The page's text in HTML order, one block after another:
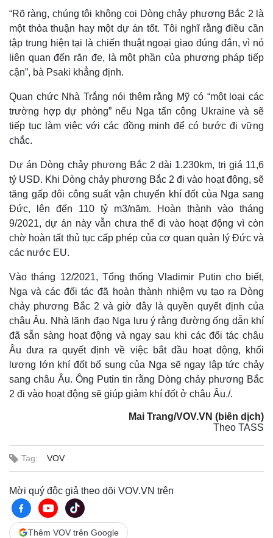
Thế giới
Cuộc sống đó đây
Hồ sơ
Ảnh
E-Magazine
Infographic
“Rõ ràng, chúng tôi không coi Dòng chảy phương Bắc 2 là
một thỏa thuận hay một dự án tốt. Tôi nghĩ rằng điều cần
tập trung hiện tại là chiến thuật ngoại giao đúng đắn, vì nó
liên quan đến răn đe, là một phần của phương pháp tiếp
cận”, bà Psaki khẳng định.
Quan chức Nhà Trắng nói thêm rằng Mỹ có “một loại các
trường hợp dự phòng” nếu Nga tấn công Ukraine và sẽ
tiếp tục làm việc với các đồng minh để có bước đi vững
chắc.
Dự án Dòng chảy phương Bắc 2 dài 1.230km, trị giá 11,6
tỷ USD. Khi Dòng chảy phương Bắc 2 đi vào hoạt động, sẽ
tăng gấp đôi công suất vận chuyển khí đốt của Nga sang
Đức, lên đến 110 tỷ m3/năm. Hoàn thành vào tháng
9/2021, dự án này vẫn chưa thể đi vào hoạt động vì còn
chờ hoàn tất thủ tục cấp phép của cơ quan quản lý Đức và
các nước EU.
Vào tháng 12/2021, Tổng thống Vladimir Putin cho biết,
Nga và các đối tác đã hoàn thành nhiệm vụ tạo ra Dòng
chảy phương Bắc 2 và giờ đây là quyền quyết định của
châu Âu. Nhà lãnh đạo Nga lưu ý rằng đường ống dẫn khí
đã sẵn sàng hoạt động và ngay sau khi các đối tác châu
Âu đưa ra quyết định về việc bắt đầu hoạt động, khối
lượng lớn khí đốt bổ sung của Nga sẽ ngay lập tức chảy
sang châu Âu. Ông Putin tin rằng Dòng chảy phương Bắc
2 đi vào hoạt động sẽ giúp giảm khí đốt ở châu Âu./.
Mai Trang/VOV.VN (biên dịch)
Theo TASS
Tag: VOV
Mời quý độc giả theo dõi VOV.VN trên
Thêm VOV trên Google